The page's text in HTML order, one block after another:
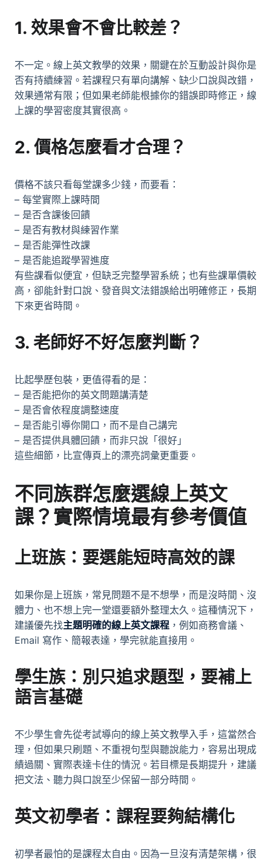
1. 效果會不會比較差？
不一定。 線上英文教學的效果，關鍵在於互動設計與你是
否有持續練習。若課程只有單向講解、缺少口說與改錯，
效果通常有限；但如果老師能根據你的錯誤即時修正，線
上課的學習密度其實很高。
2. 價格怎麼看才合理？
價格不該只看每堂課多少錢，而要看：
– 每堂實際上課時間
– 是否含課後回饋
– 是否有教材與練習作業
– 是否能彈性改課
– 是否能追蹤學習進度
有些課看似便宜，但缺乏完整學習系統；也有些課單價較
高，卻能針對口說、發音與文法錯誤給出明確修正，長期
下來更省時間。
3. 老師好不好怎麼判斷？
比起學歷包裝，更值得看的是：
– 是否能把你的英文問題講清楚
– 是否會依程度調整速度
– 是否能引導你開口，而不是自己講完
– 是否提供具體回饋，而非只說「很好」
這些細節，比宣傳頁上的漂亮詞彙更重要。
不同族群怎麼選線上英文
課？實際情境最有參考價值
上班族：要選能短時高效的課
如果你是上班族，常見問題不是不想學，而是沒時間、沒
體力、也不想上完一堂還要額外整理太久。這種情況下，
建議優先找主題明確的線上英文課程 ，例如商務會議、
Email 寫作、簡報表達，學完就能直接用。
學生族：別只追求題型，要補上
語言基礎
不少學生會先從考試導向的線上英文教學入手，這當然合
理，但如果只刷題、不重視句型與聽說能力，容易出現成
績過關、實際表達卡住的情況。若目標是長期提升，建議
把文法、聽力與口說至少保留一部分時間。
英文初學者：課程要夠結構化
初學者最怕的是課程太自由。因為一旦沒有清楚架構，很